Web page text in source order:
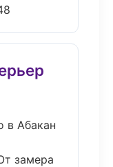
в Абакан
замера